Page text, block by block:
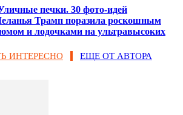
печки. 30 фото-идей
Трамп поразила роскошным
и лодочками на ультравысоких
ИНТЕРЕСНО ЕЩЕ ОТ АВТОРА